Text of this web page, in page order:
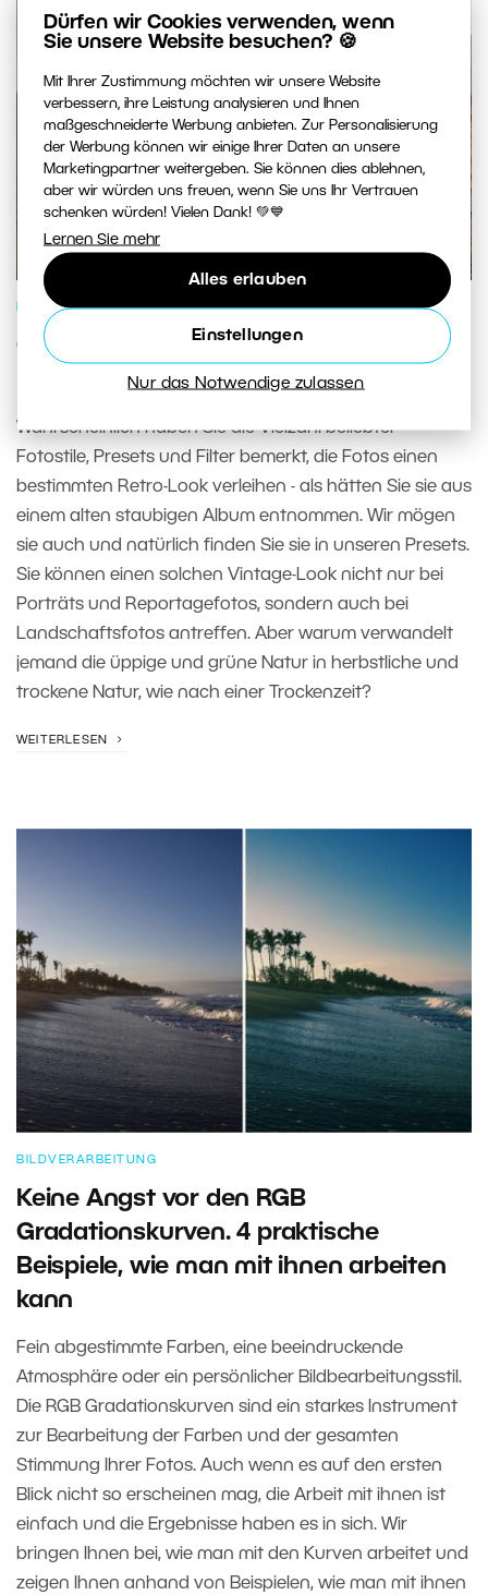
Dürfen wir Cookies verwenden, wenn
Sie unsere Website besuchen? 🍪
Mit Ihrer Zustimmung möchten wir unsere Website
verbessern, ihre Leistung analysieren und Ihnen
maßgeschneiderte Werbung anbieten. Zur Personalisierung
der Werbung können wir einige Ihrer Daten an unsere
Marketingpartner weitergeben. Sie können dies ablehnen,
aber wir würden uns freuen, wenn Sie uns Ihr Vertrauen
schenken würden! Vielen Dank! 💚💙
Lernen Sie mehr
Alles erlauben
Einstellungen
Nur das Notwendige zulassen
FOTOSCHULE
Coloring Schritt-für-Schritt I:
Farbtheorie
Wahrscheinlich haben Sie die Vielzahl beliebter
Fotostile, Presets und Filter bemerkt, die Fotos einen
bestimmten Retro-Look verleihen - als hätten Sie sie aus
einem alten staubigen Album entnommen. Wir mögen
sie auch und natürlich finden Sie sie in unseren Presets.
Sie können einen solchen Vintage-Look nicht nur bei
Porträts und Reportagefotos, sondern auch bei
Landschaftsfotos antreffen. Aber warum verwandelt
jemand die üppige und grüne Natur in herbstliche und
trockene Natur, wie nach einer Trockenzeit?
WEITERLESEN
BILDVERARBEITUNG
Keine Angst vor den RGB
Gradationskurven. 4 praktische
Beispiele, wie man mit ihnen arbeiten
kann
Fein abgestimmte Farben, eine beeindruckende
Atmosphäre oder ein persönlicher Bildbearbeitungsstil.
Die RGB Gradationskurven sind ein starkes Instrument
zur Bearbeitung der Farben und der gesamten
Stimmung Ihrer Fotos. Auch wenn es auf den ersten
Blick nicht so erscheinen mag, die Arbeit mit ihnen ist
einfach und die Ergebnisse haben es in sich. Wir
bringen Ihnen bei, wie man mit den Kurven arbeitet und
zeigen Ihnen anhand von Beispielen, wie man mit ihnen